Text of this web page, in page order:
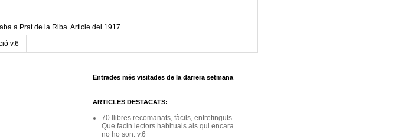
a Prat de la Riba. Article del 1917
v.6
Entrades més visitades de la darrera setmana
ARTICLES DESTACATS:
70 llibres recomanats, fàcils, entretinguts.
Que facin lectors habituals als qui encara
no ho son. v.6